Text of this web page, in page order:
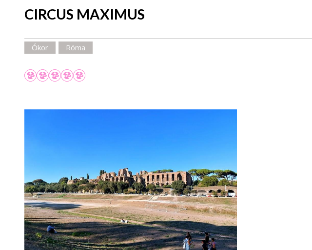
CIRCUS MAXIMUS
Ókor Róma